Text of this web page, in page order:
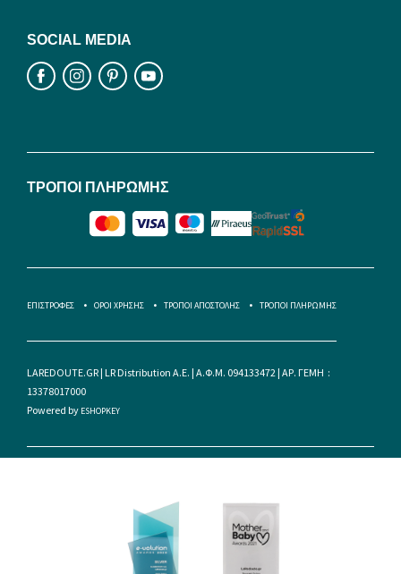
ΤΡΟΠΟΙ ΠΛΗΡΩΜΗΣ
SOCIAL MEDIA
ΕΠΙΣΤΡΟΦΕΣ ΟΡΟΙ ΧΡΗΣΗΣ ΤΡΟΠΟΙ ΑΠΟΣΤΟΛΗΣ ΤΡΟΠΟΙ ΠΛΗΡΩΜΗΣ
LAREDOUTE.GR | LR Distribution A.E. | Α.Φ.Μ. 094133472 | ΑΡ. ΓΕΜΗ :
13378017000
Powered by ESHOPKEY